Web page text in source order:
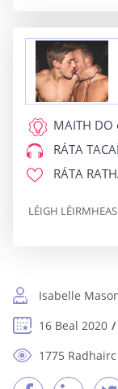
MAITH DO
RÁTA
RÁTA
LÉIGH
Isabelle
16 Beal 2020
1775 Radhairc